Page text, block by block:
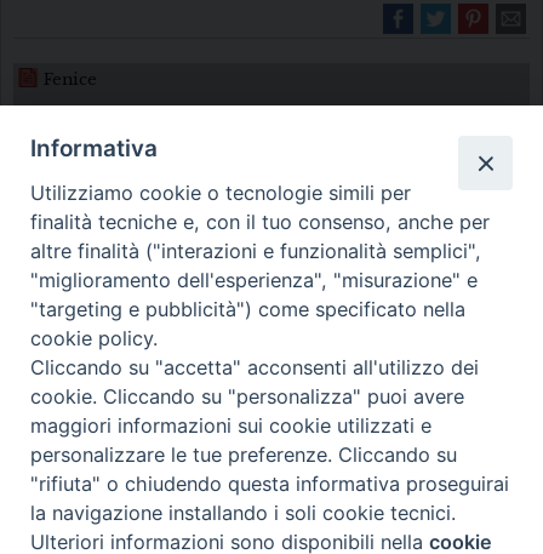
Fenice
Diocesi di Melfi Rapolla Venosa
• Largo Duomo, 12 - 85025 MELFI (PZ) •
Tel. 0972238604
PEC ufficiale della Diocesi:
diocesi.melfi_rapolla_venosa@legalmail.it
Informativa
Utilizziamo cookie o tecnologie simili per
finalità tecniche e, con il tuo consenso, anche per
altre finalità ("interazioni e funzionalità semplici",
"miglioramento dell'esperienza", "misurazione" e
"targeting e pubblicità") come specificato nella
cookie policy.
Cliccando su "accetta" acconsenti all'utilizzo dei
cookie. Cliccando su "personalizza" puoi avere
maggiori informazioni sui cookie utilizzati e
personalizzare le tue preferenze. Cliccando su
"rifiuta" o chiudendo questa informativa proseguirai
la navigazione installando i soli cookie tecnici.
Ulteriori informazioni sono disponibili nellacookie